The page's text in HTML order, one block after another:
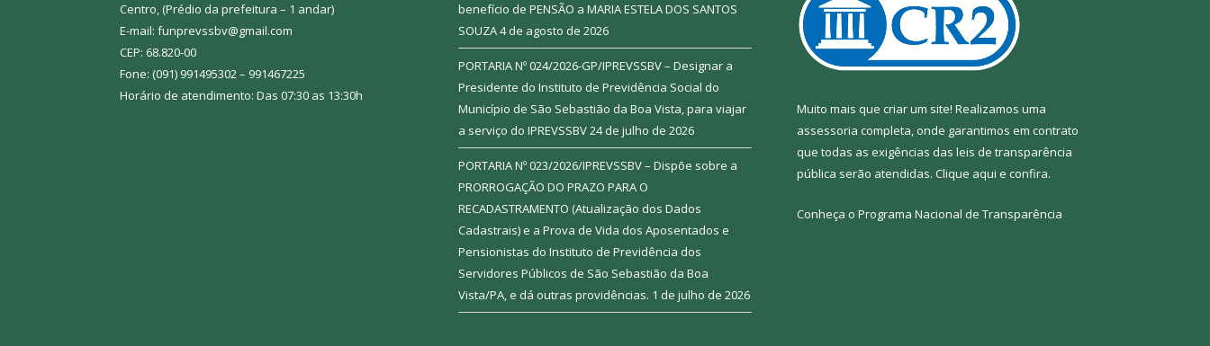
Centro, (Prédio da prefeitura – 1 andar)
E-mail: funprevssbv@gmail.com
CEP: 68.820-00
Fone: (091) 991495302 – 991467225
Horário de atendimento: Das 07:30 as 13:30h
benefício de PENSÃO a MARIA ESTELA DOS SANTOS
SOUZA4 de agosto de 2026
PORTARIA Nº 024/2026-GP/IPREVSSBV – Designar a
Presidente do Instituto de Previdência Social do
Município de São Sebastião da Boa Vista, para viajar
a serviço do IPREVSSBV24 de julho de 2026
PORTARIA Nº 023/2026/IPREVSSBV – Dispõe sobre a
PRORROGAÇÃO DO PRAZO PARA O
RECADASTRAMENTO (Atualização dos Dados
Cadastrais) e a Prova de Vida dos Aposentados e
Pensionistas do Instituto de Previdência dos
Servidores Públicos de São Sebastião da Boa
Vista/PA, e dá outras providências. 1 de julho de 2026
Muito mais que criar um site! Realizamos uma
assessoria completa, onde garantimos em contrato
que todas as exigências das leis de transparência
pública serão atendidas. Clique aqui e confira.
Conheça o Programa Nacional de Transparência